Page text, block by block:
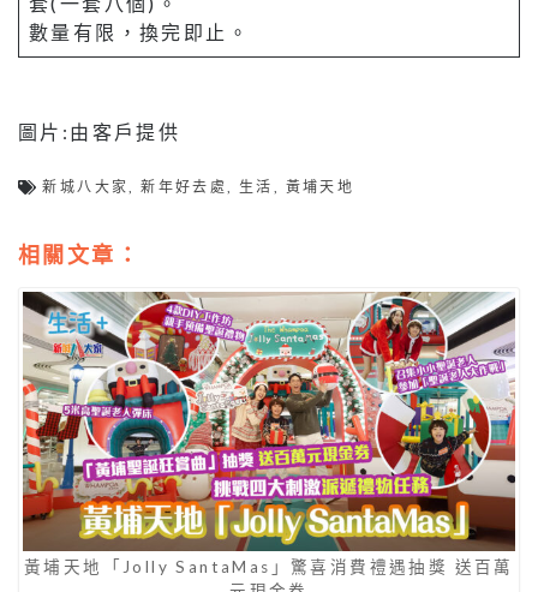
數量有限，換完即止。
圖片:由客戶提供
新城八大家 ,新年好去處 生活 黃埔天地
相關文章：
黃埔天地「Jolly SantaMas」驚喜消費禮遇抽獎 送百萬